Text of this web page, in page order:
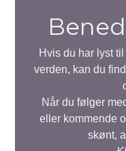
Hvis du har lyst
verden, kan du
Når du følger
eller kommende
skønt,